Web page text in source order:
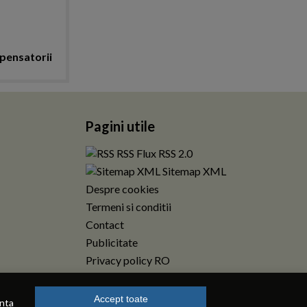
Accept toate
Pagini utile
RSS Flux RSS 2.0
Sitemap XML
Despre cookies
Termeni si conditii
Contact
Publicitate
Privacy policy RO